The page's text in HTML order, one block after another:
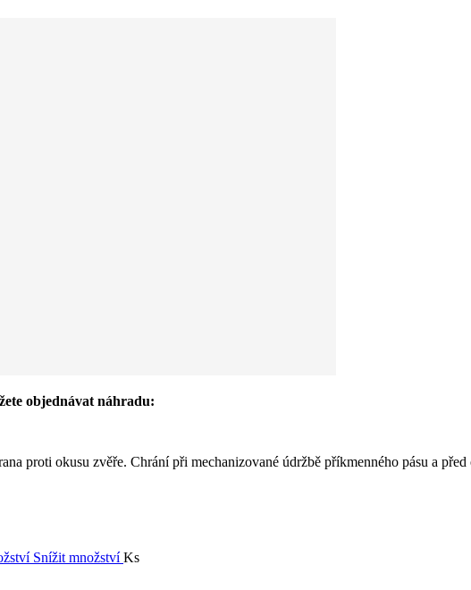
objednávat náhradu:
proti okusu zvěře. Chrání při mechanizované údržbě příkmenného pásu a
Snížit množstvíKs